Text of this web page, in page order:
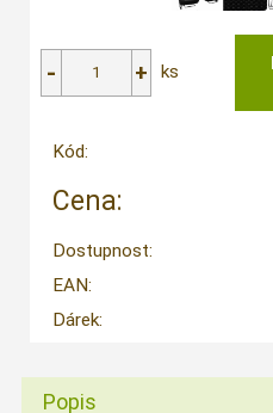
ks
Kód:
Cena:
Dostupnost:
EAN:
Dárek:
Popis